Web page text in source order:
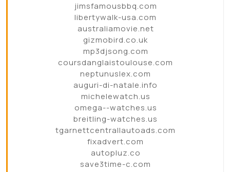
jimsfamousbbq.com
libertywalk-usa.com
australiamovie.net
gizmobird.co.uk
mp3djsong.com
coursdanglaistoulouse.com
neptunuslex.com
auguri-di-natale.info
michelewatch.us
omega--watches.us
breitling-watches.us
tgarnettcentrallautoads.com
fixadvert.com
autopluz.co
save3time-c.com